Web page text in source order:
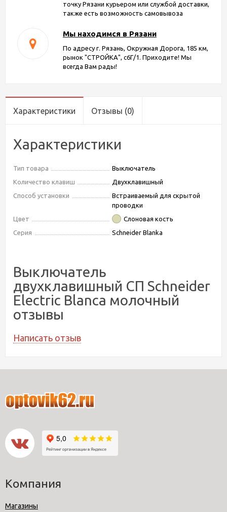
точку Рязани курьером или службой доставки,
также есть возможность самовывоза
Мы находимся в Рязани
По адресу г. Рязань, Окружная Дорога, 185 км,
рынок "СТРОЙКА", с6Г/1. Приходите! Мы
всегда Вам рады!
Характеристики Отзывы (0)
Характеристики
Тип товара
Выключатель
Количество клавиш
Двухклавишный
Способ установки
Встраиваемый для скрытой
проводки
Цвет
Слоновая кость
Серия
Schneider Blanka
Выключатель
двухклавишный СП Schneider
Electric Blanca молочный
отзывы
Написать отзыв
Компания
Магазины